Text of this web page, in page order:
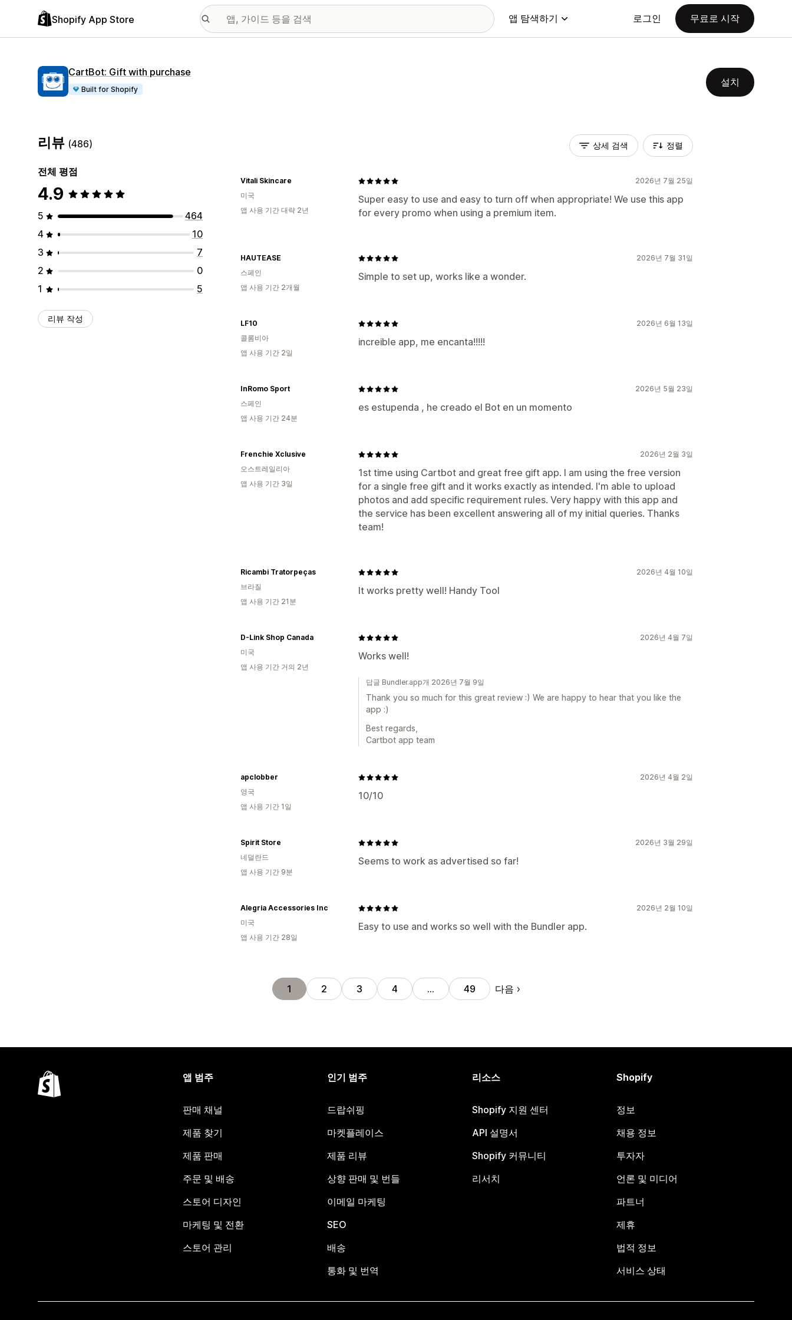
Shopify App Store 앱 탐색하기 로그인 무료로 시작
CartBot: Gift with purchase
Built for Shopify
설치
리뷰 (486)
전체 평점
4.9
5
464
4
10
3
7
2
0
1
5
리뷰 작성
상세 검색 정렬
2026년 7월 25일
Super easy to use and easy to turn off when appropriate! We use this app
for every promo when using a premium item.
Vitali Skincare
미국
앱 사용 기간 대략 2년
2026년 7월 31일
Simple to set up, works like a wonder.
HAUTEASE
스페인
앱 사용 기간 2개월
2026년 6월 13일
increible app, me encanta!!!!!
LF10
콜롬비아
앱 사용 기간 2일
2026년 5월 23일
es estupenda , he creado el Bot en un momento
InRomo Sport
스페인
앱 사용 기간 24분
2026년 2월 3일
1st time using Cartbot and great free gift app. I am using the free version
for a single free gift and it works exactly as intended. I'm able to upload
photos and add specific requirement rules. Very happy with this app and
the service has been excellent answering all of my initial queries. Thanks
team!
Frenchie Xclusive
오스트레일리아
앱 사용 기간 3일
2026년 4월 10일
It works pretty well! Handy Tool
Ricambi Tratorpeças
브라질
앱 사용 기간 21분
2026년 4월 7일
Works well!
D-Link Shop Canada
미국
앱 사용 기간 거의 2년
답글 Bundler.app개 2026년 7월 9일
Thank you so much for this great review :) We are happy to hear that you like the
app :)
Best regards,
Cartbot app team
2026년 4월 2일
10/10
apclobber
영국
앱 사용 기간 1일
2026년 3월 29일
Seems to work as advertised so far!
Spirit Store
네덜란드
앱 사용 기간 9분
2026년 2월 10일
Easy to use and works so well with the Bundler app.
Alegria Accessories Inc
미국
앱 사용 기간 28일
1 2 3 4 … 49 다음
앱 범주
판매 채널
제품 찾기
제품 판매
주문 및 배송
스토어 디자인
마케팅 및 전환
스토어 관리
인기 범주
드랍쉬핑
마켓플레이스
제품 리뷰
상향 판매 및 번들
이메일 마케팅
SEO
배송
통화 및 번역
리소스
Shopify 지원 센터
API 설명서
Shopify 커뮤니티
리서치
Shopify
정보
채용 정보
투자자
언론 및 미디어
파트너
제휴
법적 정보
서비스 상태